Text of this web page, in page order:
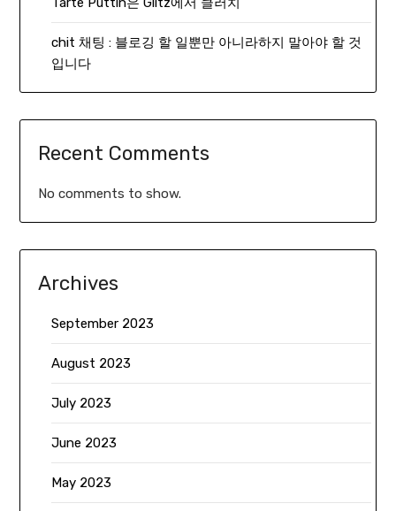
chit 채팅 : 블로깅 할 일뿐만 아니라하지 말아야 할 것
입니다
Recent Comments
No comments to show.
Archives
September 2023
August 2023
July 2023
June 2023
May 2023